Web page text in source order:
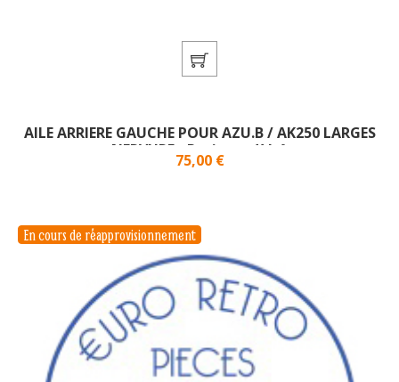
AILE ARRIERE GAUCHE POUR AZU.B / AK250 LARGES
NERVURE - Petit modèle}
Prix
75,00 €
En cours de réapprovisionnement